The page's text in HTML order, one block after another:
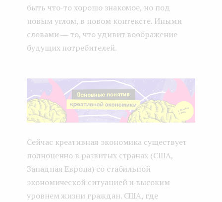
быть что-то хорошо знакомое, но под
новым углом, в новом контексте. Иными
словами ― то, что удивит воображение
будущих потребителей.
Сейчас креативная экономика существует
полноценно в развитых странах (США,
Западная Европа) со стабильной
экономической ситуацией и высоким
уровнем жизни граждан. США, где